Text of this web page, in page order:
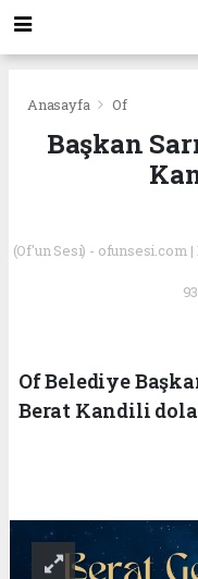
Anasayfa Of
Başkan
(Of'un Sesi) - ofunsesi.com |
Of Belediye
Berat Kandili